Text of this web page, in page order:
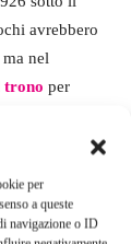
per
a queste
navigazione o ID
avrebbero
ma nel
trono per
al trono.
con la